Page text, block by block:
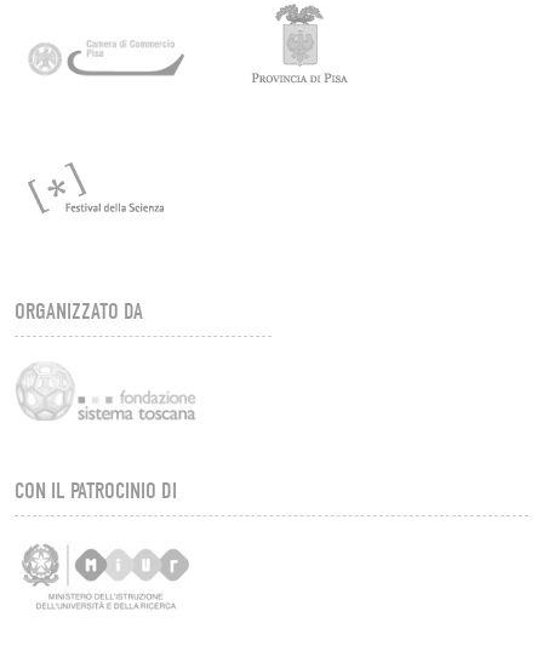
ORGANIZZATO DA
CON IL PATROCINIO DI